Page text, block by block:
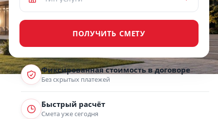
ПОЛУЧИТЬ СМЕТУ
Фиксированная стоимость в договоре
Без скрытых платежей
Быстрый расчёт
Смета уже сегодня